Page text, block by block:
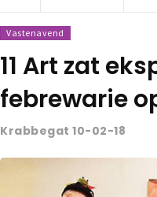
Vastenavend
11 Art zat
febrewarie
Krabbegat 10-02-18